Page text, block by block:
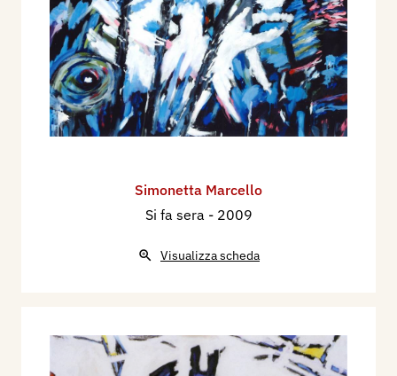
Simonetta Marcello
Si fa sera - 2009
Visualizza scheda